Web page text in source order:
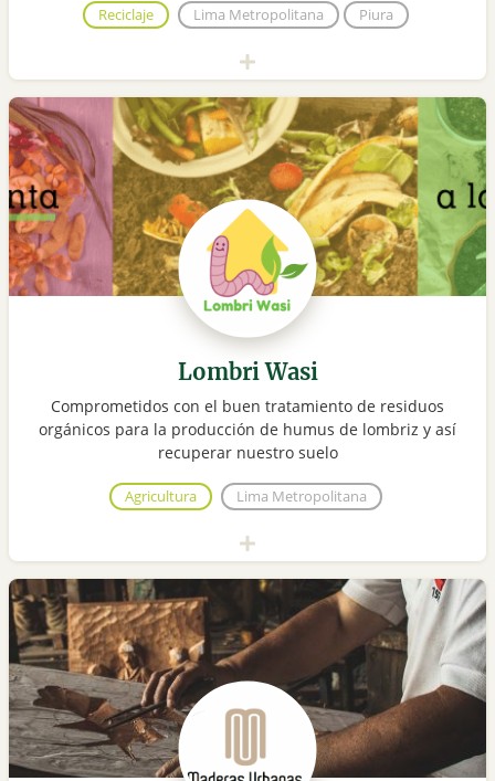
Reciclaje Lima Metropolitana Piura
Lombri Wasi
Comprometidos con el buen tratamiento de residuos
orgánicos para la producción de humus de lombriz y así
recuperar nuestro suelo
Agricultura Lima Metropolitana